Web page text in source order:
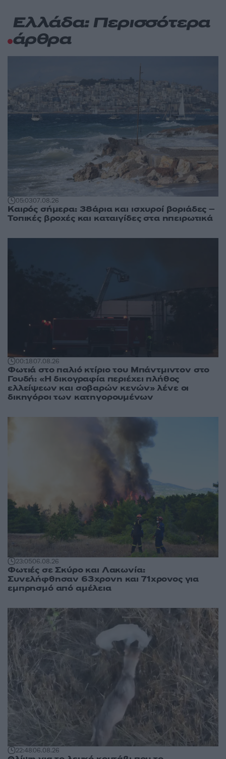
Ελλάδα: Περισσότερα
άρθρα
05:0307.08.26
Καιρός σήμερα: 38άρια και ισχυροί βοριάδες –
Τοπικές βροχές και καταιγίδες στα ηπειρωτικά
00:1807.08.26
Φωτιά στο παλιό κτίριο του Μπάντμιντον στο
Γουδή: «Η δικογραφία περιέχει πλήθος
ελλείψεων και σοβαρών κενών» λένε οι
δικηγόροι των κατηγορουμένων
23:0506.08.26
Φωτιές σε Σκύρο και Λακωνία:
Συνελήφθησαν 63χρονη και 71χρονος για
εμπρησμό από αμέλεια
22:4806.08.26